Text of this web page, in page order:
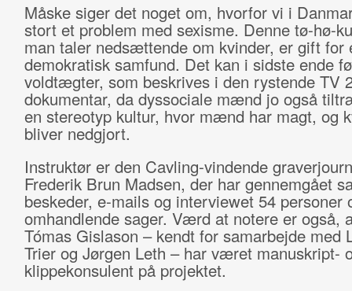
Måske siger det noget om, hvorfor vi i
stort et problem med sexisme. Denne tø-hø-
man taler nedsættende om kvinder, er gift for
demokratisk samfund. Det kan i sidste ende
voldtægter, som beskrives i den rystende TV
dokumentar, da dyssociale mænd jo også
en stereotyp kultur, hvor mænd har magt, og
bliver nedgjort.
Instruktør er den Cavling-vindende
Frederik Brun Madsen, der har gennemgået
beskeder, e-mails og interviewet 54 personer
omhandlende sager. Værd at notere er også,
Tómas Gislason – kendt for samarbejde med
Trier og Jørgen Leth – har været manuskript-
klippekonsulent på projektet.